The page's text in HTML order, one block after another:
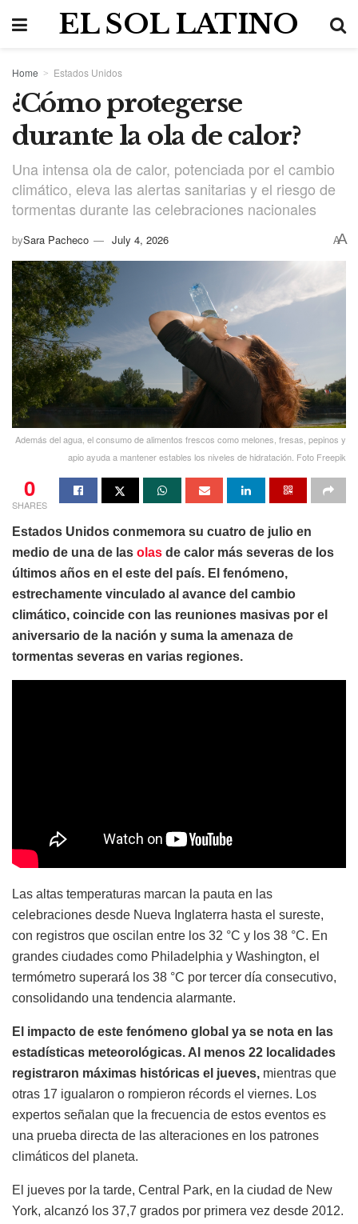
EL SOL LATINO
Home Estados Unidos
¿Cómo protegerse
durante la ola de calor?
Una intensa ola de calor, potenciada por el cambio
climático, eleva las alertas sanitarias y el riesgo de
tormentas durante las celebraciones nacionales
bySara Pacheco July 4, 2026 AA
Además del agua, el consumo de alimentos frescos como melones, fresas, pepinos y
apio ayuda a mantener estables los niveles de hidratación. Foto Freepik
0
SHARES
Estados Unidos conmemora su cuatro de julio en
medio de una de las olas de calor más severas de los
últimos años en el este del país. El fenómeno,
estrechamente vinculado al avance del cambio
climático, coincide con las reuniones masivas por el
aniversario de la nación y suma la amenaza de
tormentas severas en varias regiones.
Las altas temperaturas marcan la pauta en las
celebraciones desde Nueva Inglaterra hasta el sureste,
con registros que oscilan entre los 32 °C y los 38 °C. En
grandes ciudades como Philadelphia y Washington, el
termómetro superará los 38 °C por tercer día consecutivo,
consolidando una tendencia alarmante.
El impacto de este fenómeno global ya se nota en las
estadísticas meteorológicas. Al menos 22 localidades
registraron máximas históricas el jueves, mientras que
otras 17 igualaron o rompieron récords el viernes. Los
expertos señalan que la frecuencia de estos eventos es
una prueba directa de las alteraciones en los patrones
climáticos del planeta.
El jueves por la tarde, Central Park, en la ciudad de New
York, alcanzó los 37,7 grados por primera vez desde 2012.